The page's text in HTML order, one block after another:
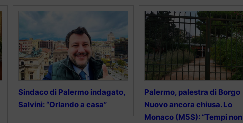
Sindaco di Palermo indagato,
Salvini: “Orlando a casa”
Palermo, palestra di Borgo
Nuovo ancora chiusa. Lo
Monaco (M5S): “Tempi non